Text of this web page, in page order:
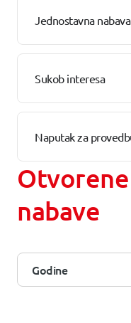
Jednostavna nabava
Sukob interesa
Naputak za
nabave
Godine